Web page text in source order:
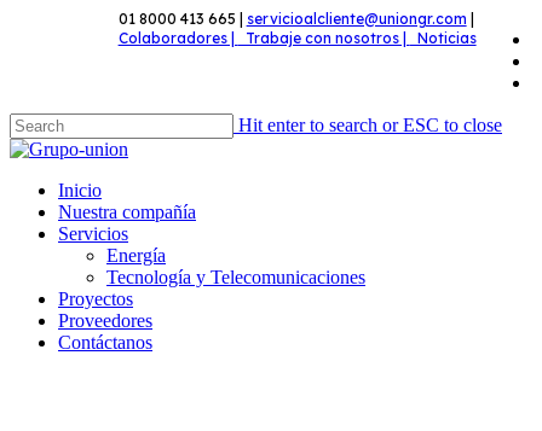
01 8000 413 665 | servicioalcliente@uniongr.com
Colaboradores |
Trabaje con nosotros | Noticias
Hit enter to search or ESC to close
Close
Menu
Inicio
Nuestra compañía
Servicios
Energía
Tecnología y Telecomunicaciones
Proyectos
Proveedores
Contáctanos